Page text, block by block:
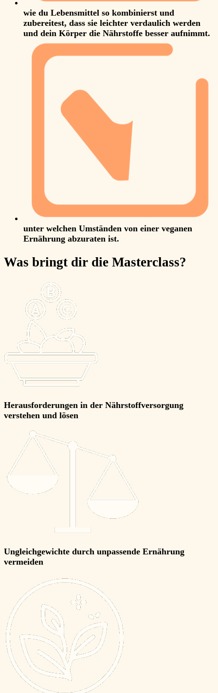
wie du Lebensmittel so kombinierst und
zubereitest, dass sie leichter verdaulich werden
und dein Körper die Nährstoffe besser aufnimmt.
unter welchen Umständen von einer veganen
Ernährung abzuraten ist.
Was bringt dir die Masterclass?
Herausforderungen in der Nährstoffversorgung
verstehen und lösen
Ungleichgewichte durch unpassende Ernährung
vermeiden